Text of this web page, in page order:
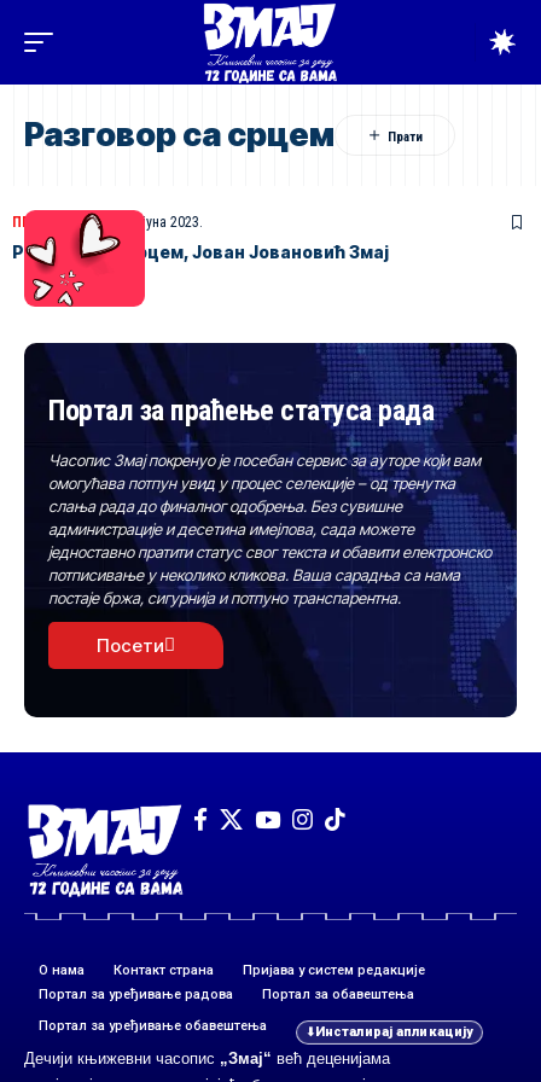
Разговор са срцем
ПЕСМЕ ЗА ДЕЦУ 18. јуна 2023.
Разговор са срцем, Јован Јовановић Змај
Портал за праћење статуса рада
Часопис Змај покренуо је посебан сервис за ауторе који вам
омогућава потпун увид у процес селекције – од тренутка
слања рада до финалног одобрења. Без сувишне
администрације и десетина имејлова, сада можете
једноставно пратити статус свог текста и обавити електронско
потписивање у неколико кликова. Ваша сарадња са нама
постаје бржа, сигурнија и потпуно транспарентна.
Посети
О нама Контакт страна
Пријава у систем редакције
Портал за уређивање радова
Портал за обавештења
Портал за уређивање обавештења Инсталирај апликацију
Дечији књижевни часопис „Змај“ већ деценијама